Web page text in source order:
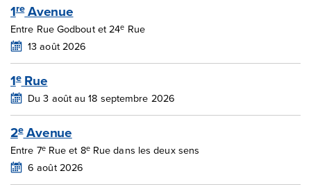
1reAvenue
Entre Rue Godbout et 24e Rue
13 août 2026
1eRue
Du 3 août au 18 septembre 2026
2eAvenue
Entre 7eRue et 8eRue dans les deux sens
6 août 2026